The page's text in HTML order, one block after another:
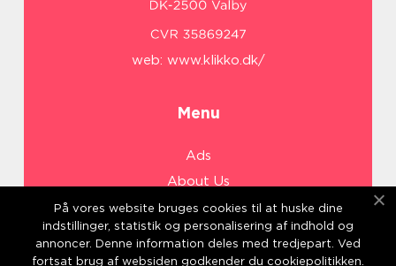
web: www.klikko.dk/
Menu
Ads
About Us
Cookies
Contact
Sitemap
På vores website bruges cookies til at huske dine
indstillinger, statistik og personalisering af indhold og
annoncer. Denne information deles med tredjepart. Ved
fortsat brug af websiden godkender du cookiepolitikken.